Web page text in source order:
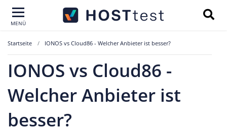
MENÜ
Startseite IONOS vs Cloud86 - Welcher Anbieter ist besser?
IONOS vs Cloud86 -
Welcher Anbieter ist
besser?